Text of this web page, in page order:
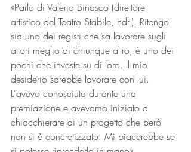
«Parlo di Valerio Binasco (direttore
artistico del Teatro Stabile, ndr.). Ritengo
sia uno dei registi che sa lavorare sugli
attori meglio di chiunque altro, è uno dei
pochi che investe su di loro. Il mio
desiderio sarebbe lavorare con lui.
L'avevo conosciuto durante una
premiazione e avevamo iniziato a
chiacchierare di un progetto che però
non si è concretizzato. Mi piacerebbe se